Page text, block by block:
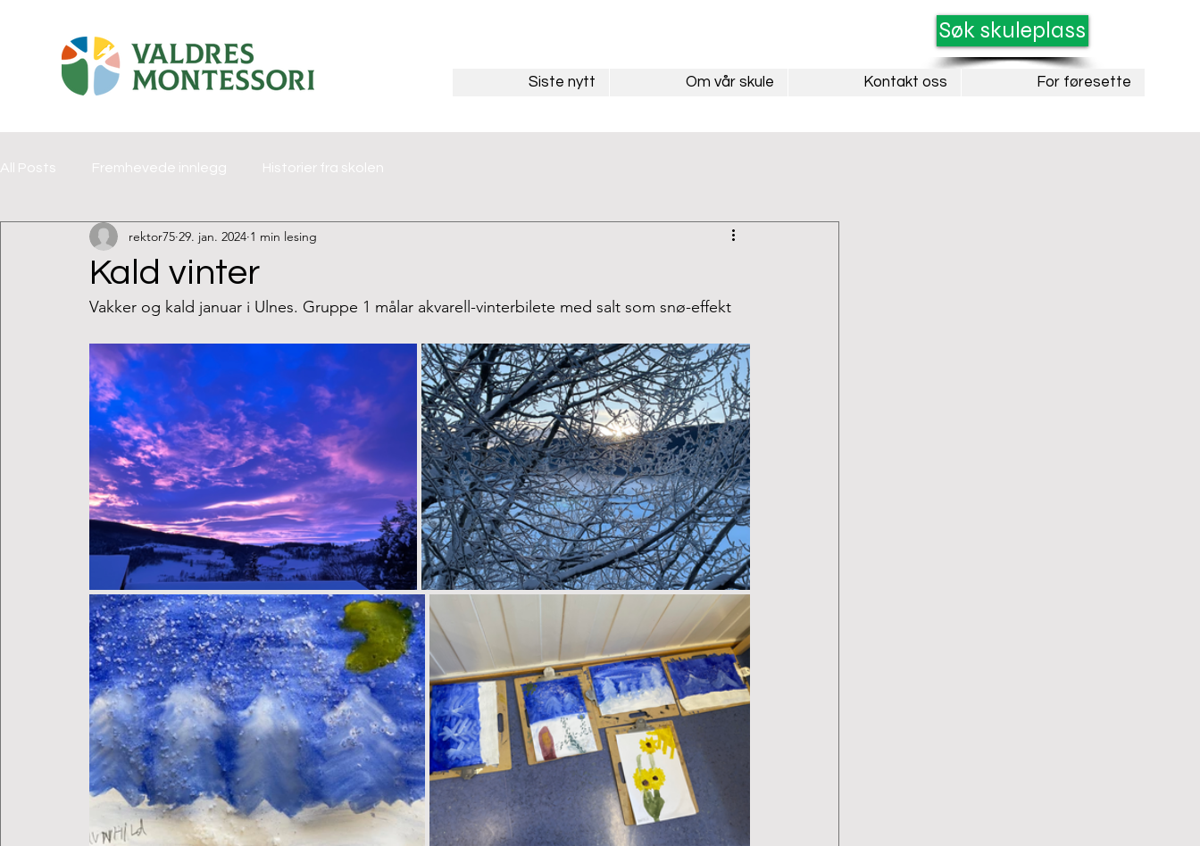
Søk skuleplass
Siste nytt Om vår skule Kontakt oss For føresette
All Posts Fremhevede innlegg Historier fra skolen
Kald vinter
rektor75 29. jan. 2024 1 min lesing
Vakker og kald januar i Ulnes. Gruppe 1 målar akvarell-vinterbilete med salt som snø-effekt